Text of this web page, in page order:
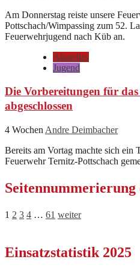
Am Donnerstag reiste unsere
Pottschach/Wimpassing zum 52.
Feuerwehrjugend nach Küb an.
Aktuelles
Jugend
Die Vorbereitungen für
abgeschlossen
4 Wochen Andre Deimbacher
Bereits am Vortag machte sich ein
Feuerwehr Ternitz-Pottschach
1 2 3 4 … 61 weiter
Einsatzstatistik 2025